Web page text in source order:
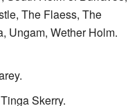
The Flaess, The
Ungam, Wether Holm.
Skerry.